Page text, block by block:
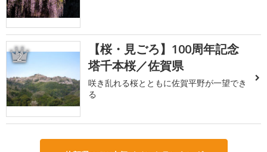
2
【桜・見ごろ】100周年記念
塔千本桜／佐賀県
咲き乱れる桜とともに佐賀平野が一望でき
る